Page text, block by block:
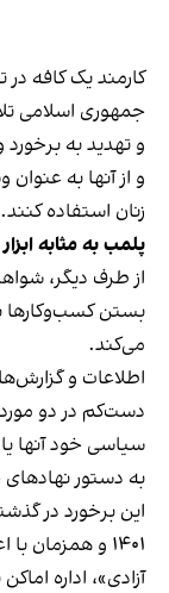
کارمند یک کافه در
جمهوری اسلامی
و تهدید به برخورد
و از آنها به
زنان استفاده کنند.
پلمب به مثابه
از طرف دیگر،
بستن کسب‌وکارها
می‌کند.
اطلاعات و
دست‌کم در دو
سیاسی خود آنها
به دستور
این برخورد در
۱۴۰۱ و
آزادی»، اداره